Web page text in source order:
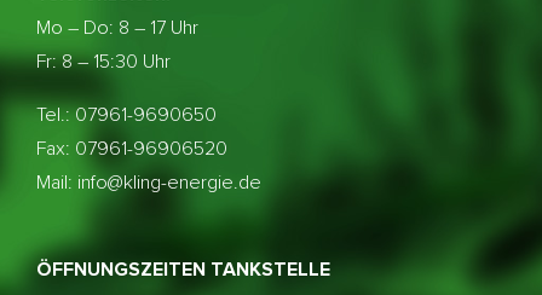
Mo – Do: 8 – 17 Uhr
Fr: 8 – 15:30 Uhr
Tel.: 07961-9690650
Fax: 07961-96906520
Mail: info@kling-energie.de
ÖFFNUNGSZEITEN TANKSTELLE